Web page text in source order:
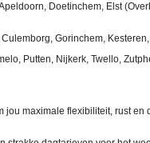
Doetinchem, Elst
Gorinchem,
Putten, Nijkerk, Twello,
jou maximale flexibiliteit, rust en